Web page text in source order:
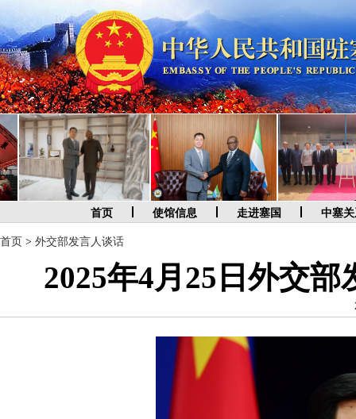
首页 使馆信息 走进塞国 中塞
首页 > 外交部发言人谈话
2025年4月25日外交